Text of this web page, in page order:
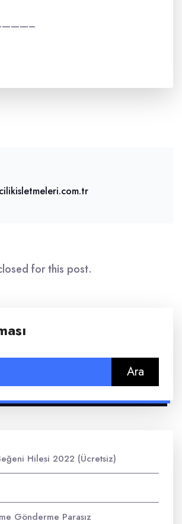
for this post.
Hilesi 2022 (Ücretsiz)
Gönderme Parasız